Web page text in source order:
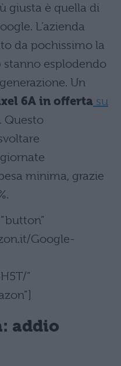
giusta è quella di
L’azienda
da pochissimo la
stanno esplodendo
Un
6A in offerta su
. Questo
minima, grazie
Google-
”
addio